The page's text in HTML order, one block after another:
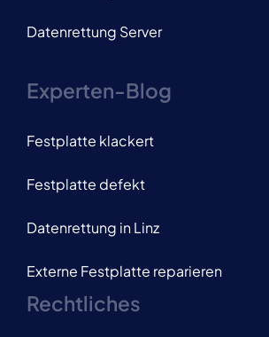
Datenrettung Server
Experten-Blog
Festplatte klackert
Festplatte defekt
Datenrettung in Linz
Externe Festplatte reparieren
Rechtliches